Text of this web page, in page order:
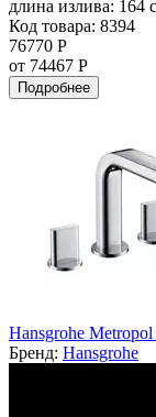
длина излива: 164
Код товара: 8394
76770 Р
от 74467 Р
Подробнее
Hansgrohe
Бренд: Hansgrohe